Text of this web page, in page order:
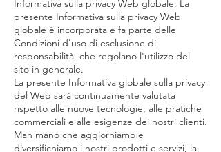
Informativa sulla privacy Web globale. La
presente Informativa sulla privacy Web
globale è incorporata e fa parte delle
Condizioni d'uso di esclusione di
responsabilità, che regolano l'utilizzo del
sito in generale.
La presente Informativa globale sulla privacy
del Web sarà continuamente valutata
rispetto alle nuove tecnologie, alle pratiche
commerciali e alle esigenze dei nostri clienti.
Man mano che aggiorniamo e
diversifichiamo i nostri prodotti e servizi, la